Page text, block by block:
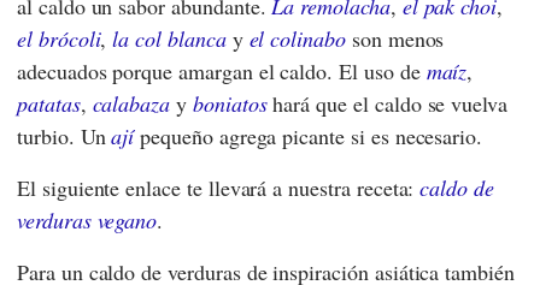
al caldo un sabor abundante.La remolacha, el pak choi,
el brócoli,la col blancay el colinaboson menos
adecuados porque amargan el caldo. El uso de maíz,
patatas, calabaza y boniatoshará que el caldo se vuelva
turbio. Unajípequeño agrega picante si es necesario.
El siguiente enlace te llevará a nuestra receta:caldo de
verduras vegano.
Para un caldo de verduras de inspiración asiática también